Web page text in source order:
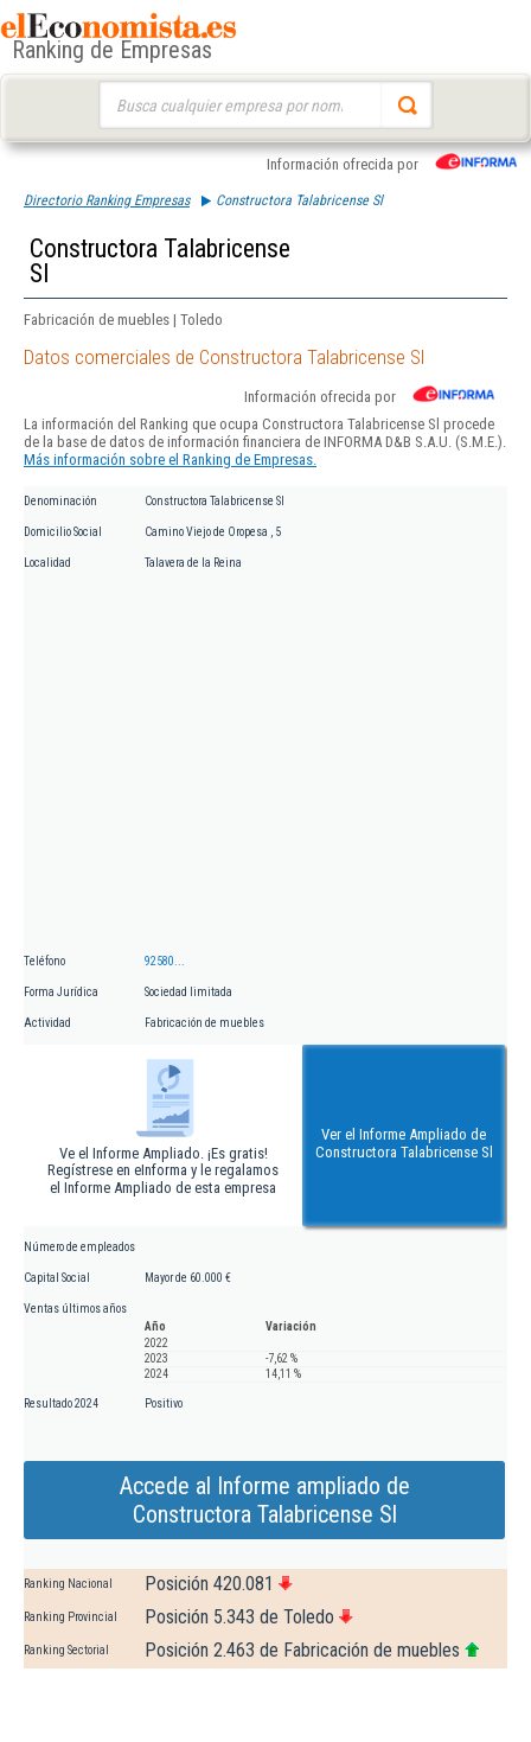
Ranking de Empresas
Información ofrecida por
Directorio Ranking Empresas Constructora Talabricense Sl
Constructora Talabricense
Sl
Fabricación de muebles | Toledo
Datos comerciales de Constructora Talabricense Sl
Información ofrecida por
La información del Ranking que ocupa Constructora Talabricense Sl procede
de la base de datos de información financiera de INFORMA D&B S.A.U. (S.M.E.).
Más información sobre el Ranking de Empresas.
Denominación Constructora Talabricense Sl
Domicilio Social Camino Viejo de Oropesa , 5
Localidad Talavera de la Reina
Teléfono 92580...
Forma Jurídica Sociedad limitada
Actividad Fabricación de muebles
Ve el Informe Ampliado. ¡Es gratis!
Regístrese en eInforma y le regalamos
el Informe Ampliado de esta empresa
Ver el Informe Ampliado de
Constructora Talabricense Sl
Número de empleados
Capital Social Mayor de 60.000 €
Ventas últimos años
Año
Variación
2022
2023
-7,62 %
2024
14,11 %
Resultado 2024 Positivo
Accede al Informe ampliado de
Constructora Talabricense Sl
Ranking Nacional Posición 420.081
Ranking Provincial Posición 5.343 de Toledo
Ranking Sectorial Posición 2.463 de Fabricación de muebles